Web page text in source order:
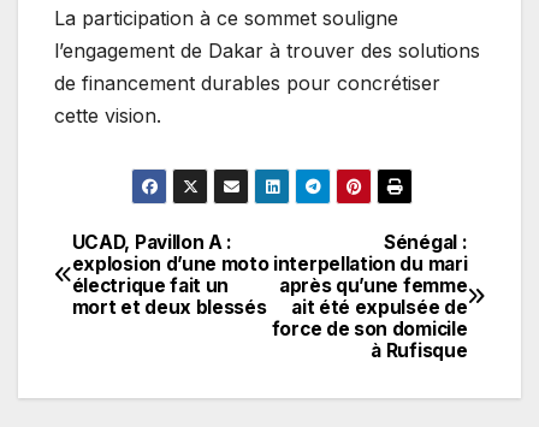
La participation à ce sommet souligne
l’engagement de Dakar à trouver des solutions
de financement durables pour concrétiser
cette vision.
Navigation
de
Sénégal :
interpellation du mari
après qu’une femme
ait été expulsée de
force de son domicile
à Rufisque
UCAD, Pavillon A :
explosion d’une moto
électrique fait un
mort et deux blessés